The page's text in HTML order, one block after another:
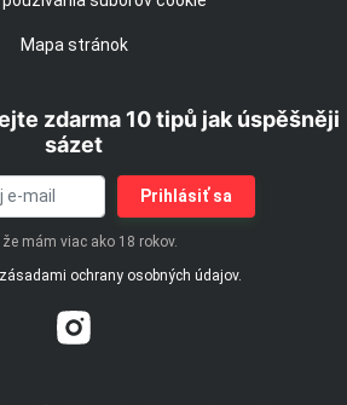
Mapa stránok
zdarma 10 tipů jak úspěšněji
sázet
mám viac ako 18 rokov.
zásadami ochrany osobných údajov.